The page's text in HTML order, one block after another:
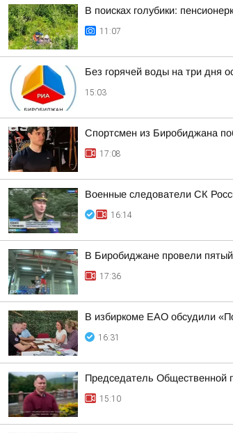
В поисках голубики:
11:07
Без горячей воды на три дня
15:03
Спортсмен из Биробиджана
17:08
Военные следователи СК
16:14
В Биробиджане провели пятый
17:36
В избиркоме ЕАО обсудили
16:31
Председатель Общественной
15:10